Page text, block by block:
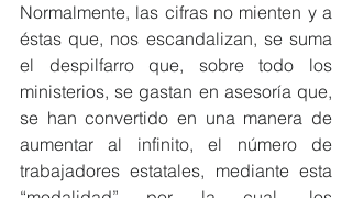
Normalmente, las cifras no mienten y a
éstas que, nos escandalizan, se suma
el despilfarro que, sobre todo los
ministerios, se gastan en asesoría que,
se han convertido en una manera de
aumentar al infinito, el número de
trabajadores estatales, mediante esta